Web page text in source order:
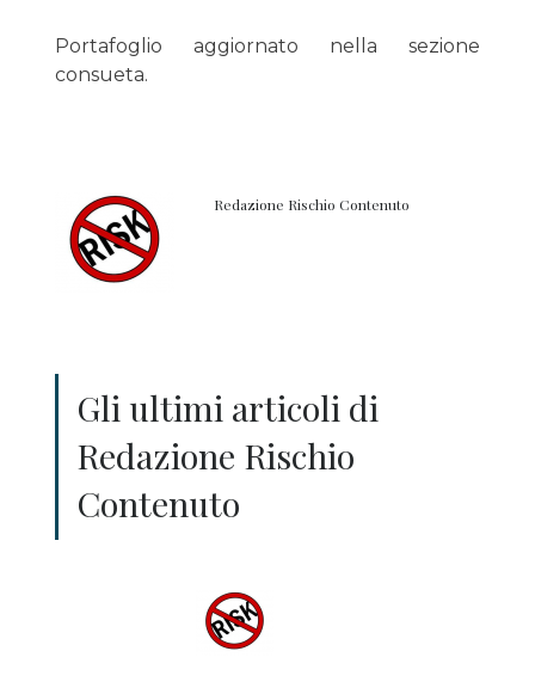
Portafoglio aggiornato nella sezione
consueta.
Redazione Rischio Contenuto
Gli ultimi articoli di
Redazione Rischio
Contenuto